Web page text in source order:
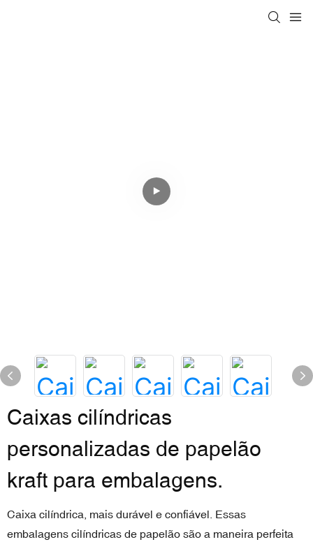
Caixas cilíndricas
personalizadas de papelão
kraft para embalagens.
Caixa cilíndrica, mais durável e confiável. Essas
embalagens cilíndricas de papelão são a maneira perfeita